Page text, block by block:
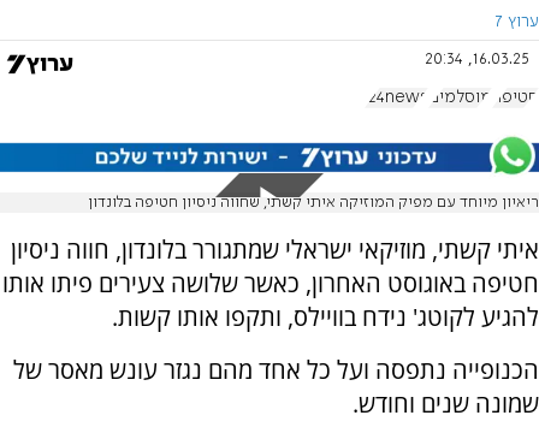
ערוץ 7
16.03.25, 20:34
חטיפה מוסלמים i24news
ריאיון מיוחד עם מפיק המוזיקה איתי קשתי, שחווה ניסיון חטיפה בלונדון
איתי קשתי, מוזיקאי ישראלי שמתגורר בלונדון, חווה ניסיון
חטיפה באוגוסט האחרון, כאשר שלושה צעירים פיתו אותו
להגיע לקוטג' נידח בוויילס, ותקפו אותו קשות.
הכנופייה נתפסה ועל כל אחד מהם נגזר עונש מאסר של
שמונה שנים וחודש.